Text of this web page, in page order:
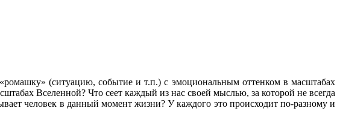
(ситуацию, событие и т.п.) с эмоциональным оттенком в масштабах
Вселенной? Что сеет каждый из нас своей мыслью, за которой не всегда
человек в данный момент жизни? У каждого это происходит по-разному и